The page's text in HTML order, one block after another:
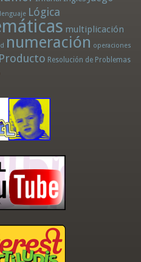
lenguaje Lógica
multiplicación
numeración operaciones
Producto Resolución de Problemas